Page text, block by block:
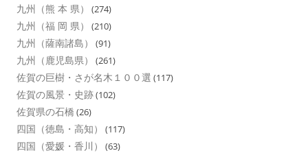
九州（熊 本 県） (274)
九州（福 岡 県） (210)
九州（薩南諸島） (91)
九州（鹿児島県） (261)
佐賀の巨樹・さが名木１００選 (117)
佐賀の風景・史跡(102)
佐賀県の石橋 (26)
四国（徳島・高知） (117)
四国（愛媛・香川） (63)